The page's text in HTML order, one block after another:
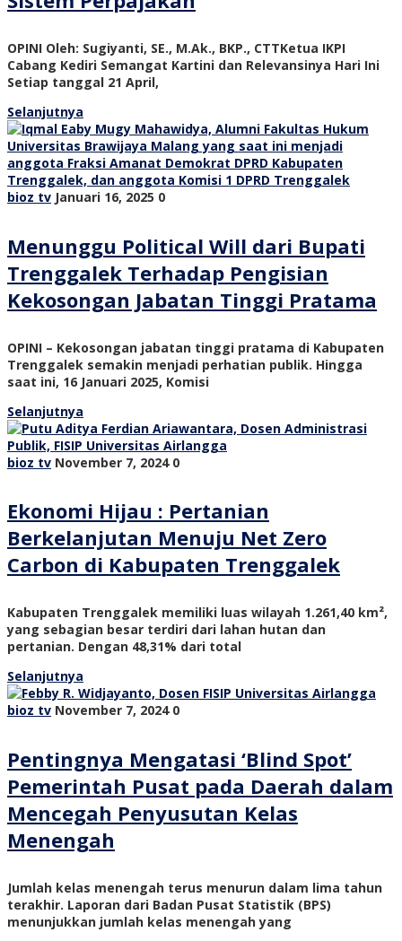
OPINI Oleh: Sugiyanti, SE., M.Ak., BKP., CTTKetua IKPI
Cabang Kediri Semangat Kartini dan Relevansinya Hari Ini
Setiap tanggal 21 April,
Selanjutnya
bioz tv Januari 16, 2025 0
Menunggu Political Will dari Bupati
Trenggalek Terhadap Pengisian
Kekosongan Jabatan Tinggi Pratama
OPINI – Kekosongan jabatan tinggi pratama di Kabupaten
Trenggalek semakin menjadi perhatian publik. Hingga
saat ini, 16 Januari 2025, Komisi
Selanjutnya
bioz tv November 7, 2024 0
Ekonomi Hijau : Pertanian
Berkelanjutan Menuju Net Zero
Carbon di Kabupaten Trenggalek
Kabupaten Trenggalek memiliki luas wilayah 1.261,40 km²,
yang sebagian besar terdiri dari lahan hutan dan
pertanian. Dengan 48,31% dari total
Selanjutnya
bioz tv November 7, 2024 0
Pentingnya Mengatasi ‘Blind Spot’
Pemerintah Pusat pada Daerah dalam
Mencegah Penyusutan Kelas
Menengah
Jumlah kelas menengah terus menurun dalam lima tahun
terakhir. Laporan dari Badan Pusat Statistik (BPS)
menunjukkan jumlah kelas menengah yang